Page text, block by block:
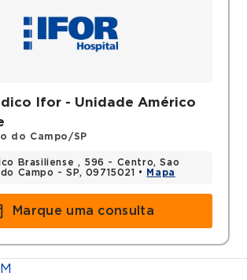
Ifor - Unidade Américo
do Campo/SP
Brasiliense , 596 - Centro, Sao
Campo - SP, 09715021 •
Mapa
Marque uma consulta